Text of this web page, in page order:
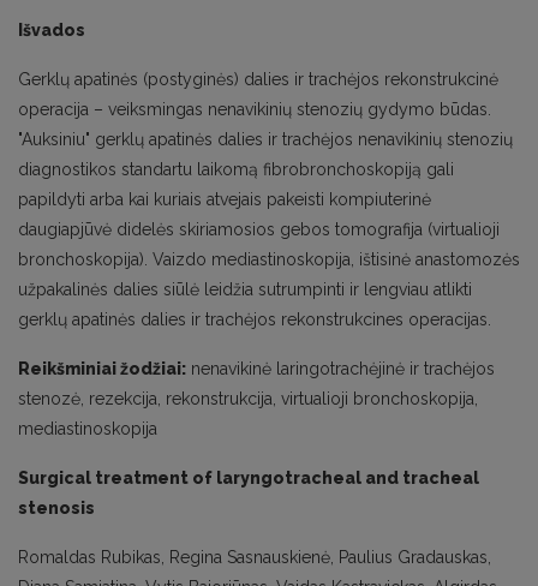
Išvados
Gerklų apatinės (postyginės) dalies ir trachėjos rekonstrukcinė
operacija – veiksmingas nenavikinių stenozių gydymo būdas.
"Auksiniu" gerklų apatinės dalies ir trachėjos nenavikinių stenozių
diagnostikos standartu laikomą fibrobronchoskopiją gali
papildyti arba kai kuriais atvejais pakeisti kompiuterinė
daugiapjūvė didelės skiriamosios gebos tomografija (virtualioji
bronchoskopija). Vaizdo mediastinoskopija, ištisinė anastomozės
užpakalinės dalies siūlė leidžia sutrumpinti ir lengviau atlikti
gerklų apatinės dalies ir trachėjos rekonstrukcines operacijas.
Reikšminiai žodžiai: nenavikinė laringotrachėjinė ir trachėjos
stenozė, rezekcija, rekonstrukcija, virtualioji bronchoskopija,
mediastinoskopija
Surgical treatment of laryngotracheal and tracheal
stenosis
Romaldas Rubikas, Regina Sasnauskienė, Paulius Gradauskas,